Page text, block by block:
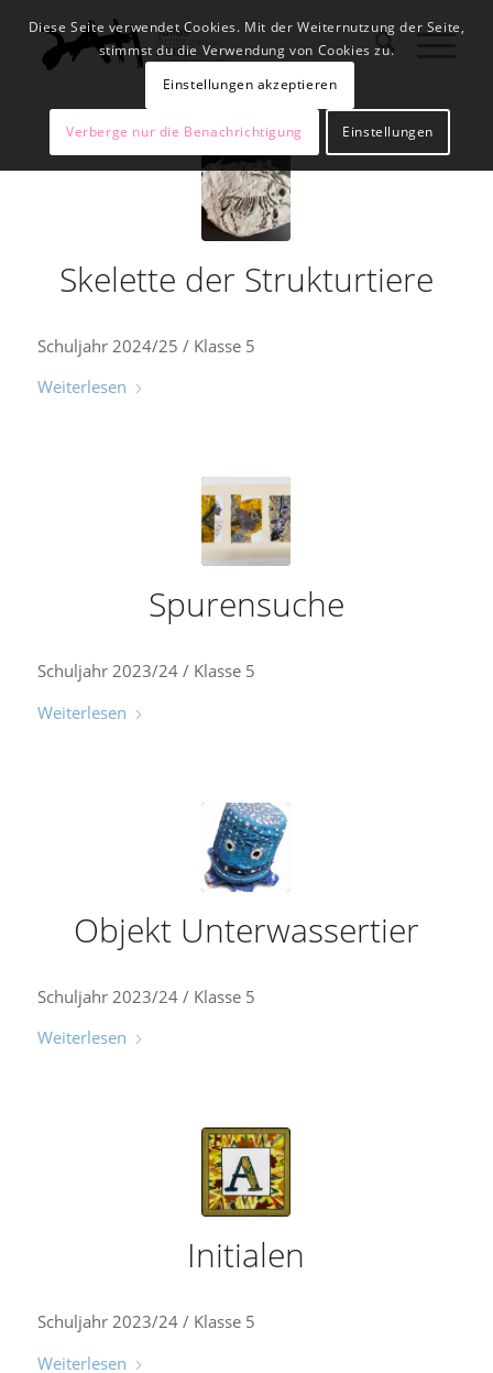
Skelette der Strukturtiere
Schuljahr 2024/25 / Klasse 5
Weiterlesen
Spurensuche
Schuljahr 2023/24 / Klasse 5
Weiterlesen
Objekt Unterwassertier
Schuljahr 2023/24 / Klasse 5
Weiterlesen
Initialen
Schuljahr 2023/24 / Klasse 5
Weiterlesen
Diese Seite verwendet Cookies. Mit der Weiternutzung der Seite,
stimmst du die Verwendung von Cookies zu.
Einstellungen akzeptieren
Verberge nur die Benachrichtigung Einstellungen